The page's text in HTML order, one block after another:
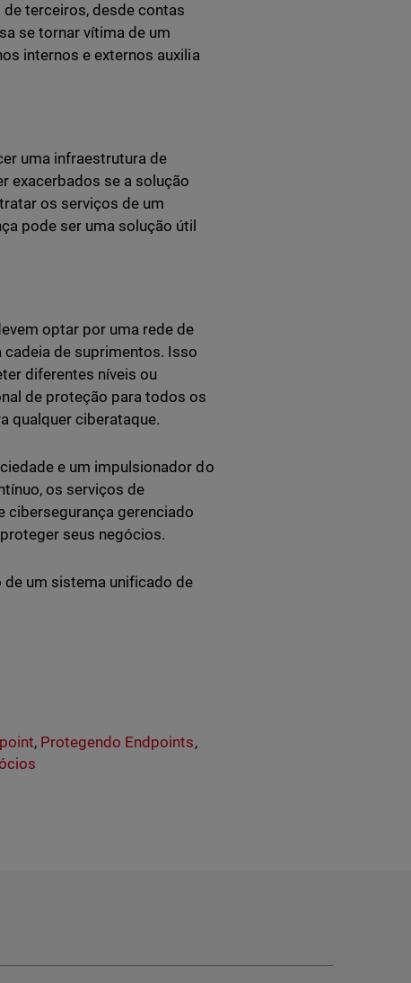
terceiros, desde contas
se tornar vítima de um
internos e externos auxilia
uma infraestrutura de
exacerbados se a solução
os serviços de um
pode ser uma solução útil
optar por uma rede de
de suprimentos. Isso
diferentes níveis ou
de proteção para todos os
qualquer ciberataque.
e um impulsionador do
os serviços de
gerenciado
seus negócios.
um sistema unificado de
, Protegendo Endpoints,